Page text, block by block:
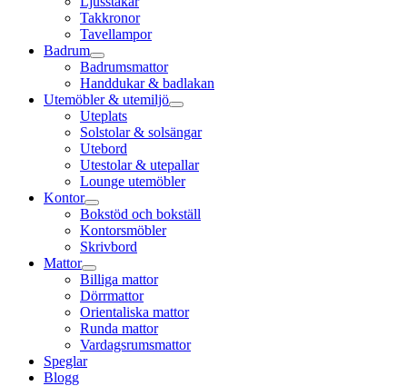
Takkronor
Tavellampor
Badrum
Badrumsmattor
Handdukar & badlakan
Utemöbler & utemiljö
Uteplats
Solstolar & solsängar
Utebord
Utestolar & utepallar
Lounge utemöbler
Kontor
Bokstöd och bokställ
Kontorsmöbler
Skrivbord
Mattor
Billiga mattor
Dörrmattor
Orientaliska mattor
Runda mattor
Vardagsrumsmattor
Speglar
Blogg